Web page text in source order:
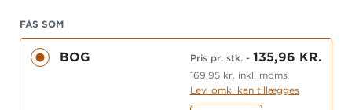
Chris, når hun ser ham hver eneste dag? Og er
han virkelig så slem, som rygterne siger?
er en ny trilogi om pigerne fra
, men denne gang handler det om den
FÅS SOM
BOG Pris pr. stk.- 135,96 KR.
169,95 kr. inkl. moms
Lev. omk. kan tillægges